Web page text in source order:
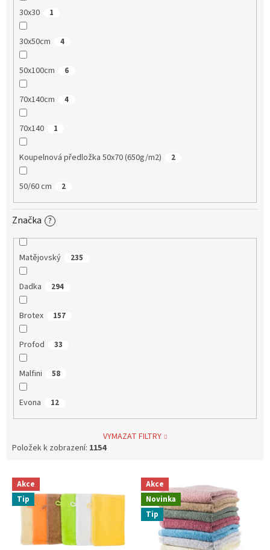
30x30 1
30x50cm 4
50x100cm 6
70x140cm 4
70x140 1
Koupelnová předložka 50x70 (650g/m2) 2
50/60 cm 2
Značka ?
Matějovský 235
Dadka 294
Brotex 157
Profod 33
Malfini 58
Evona 12
VYMAZAT FILTRY
Položek k zobrazení: 1154
p
Akce
Tip
Akce
Novinka
Tip